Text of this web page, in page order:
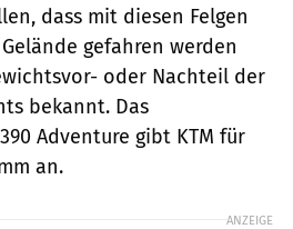
dass mit diesen Felgen
gefahren werden
oder Nachteil der
bekannt. Das
Adventure gibt KTM für
an.
ANZEIGE